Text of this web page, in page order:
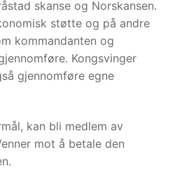
skanse og Norskansen.
støtte og på andre
kommandanten og
Kongsvinger
gjennomføre egne
kan bli medlem av
mot å betale den